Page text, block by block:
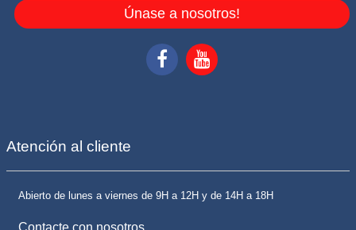
Únase a nosotros!
Atención al cliente
Abierto de lunes a viernes de 9H a 12H y de 14H a 18H
Contacte con nosotros